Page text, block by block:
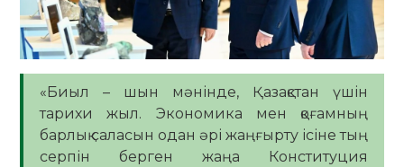
«Биыл – шын мәнінде, Қазақстан үшін
тарихи жыл. Экономика мен қоғамның
барлық саласын одан әрі жаңғырту ісіне тың
серпін берген жаңа Конституция